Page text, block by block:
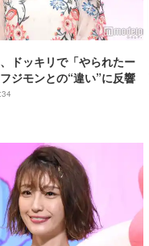
ドッキリで「やられたー
ジモンとの“違い”に反響